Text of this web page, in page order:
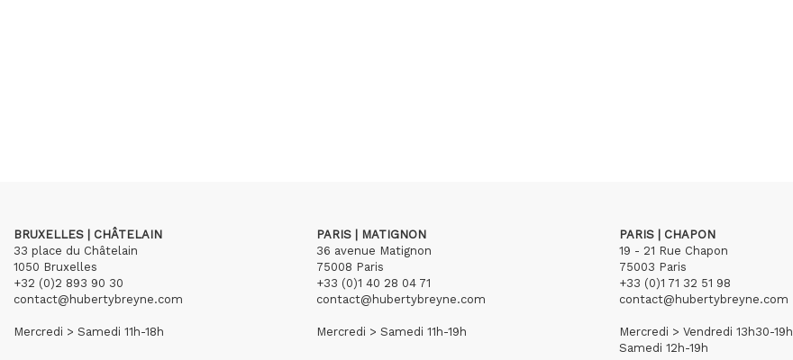
BRUXELLES | CHÂTELAIN
33 place du Châtelain
1050 Bruxelles
+32 (0)2 893 90 30
contact@hubertybreyne.com
Mercredi > Samedi 11h-18h
PARIS | MATIGNON
36 avenue Matignon
75008 Paris
+33 (0)1 40 28 04 71
contact@hubertybreyne.com
Mercredi > Samedi 11h-19h
PARIS | CHAPON
19 - 21 Rue Chapon
75003 Paris
+33 (0)1 71 32 51 98
contact@hubertybreyne.com
Mercredi > Vendredi 13h30-19h
Samedi 12h-19h